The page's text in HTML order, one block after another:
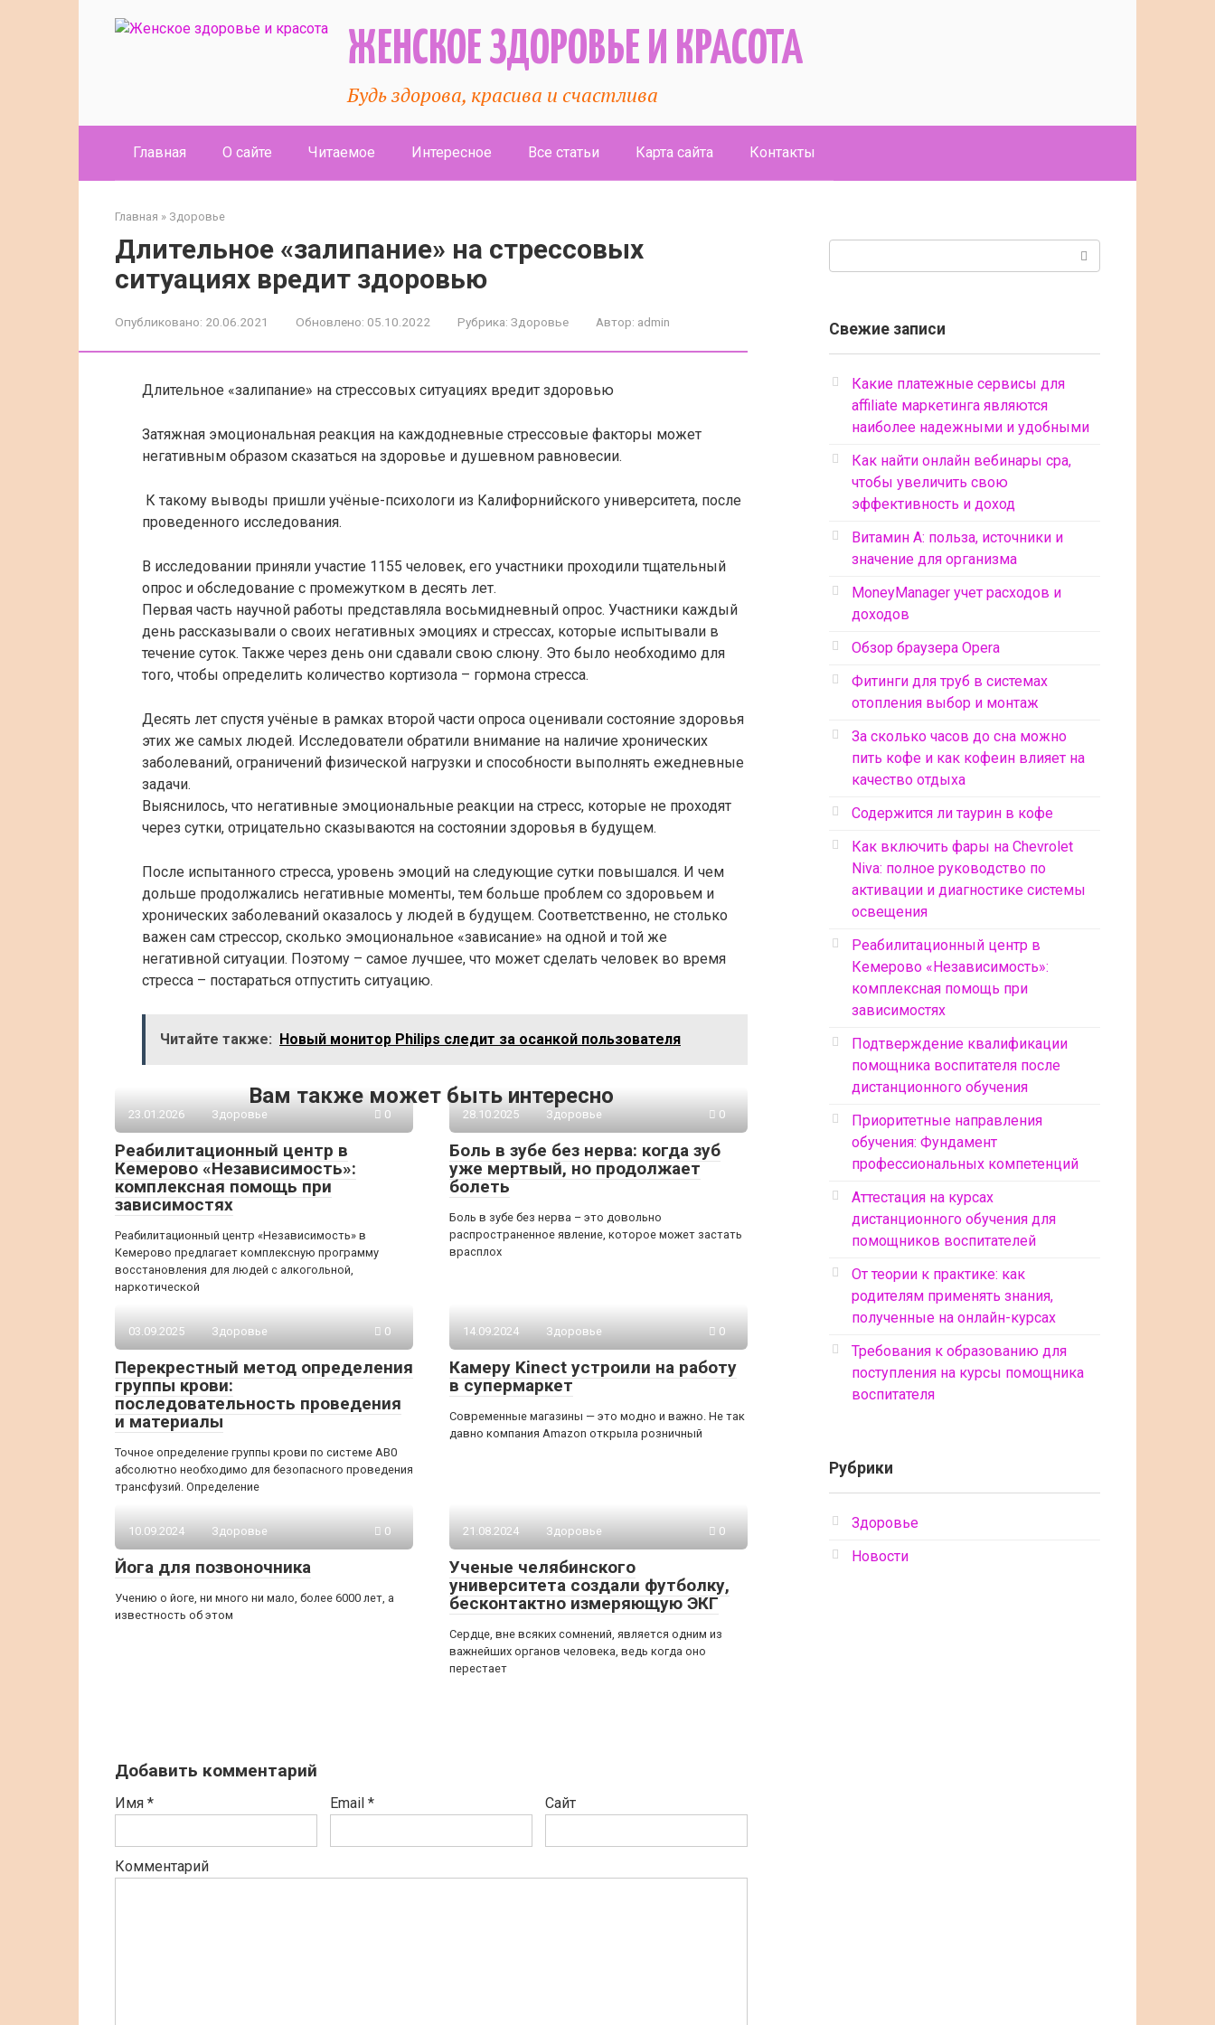
ЖЕНСКОЕ ЗДОРОВЬЕ И КРАСОТА
Будь здорова, красива и счастлива
Главная О сайте Читаемое Интересное Все статьи Карта сайта Контакты
Главная » Здоровье
Длительное «залипание» на стрессовых
ситуациях вредит здоровью
Опубликовано: 20.06.2021 Обновлено: 05.10.2022 Рубрика: Здоровье Автор: admin
Длительное «залипание» на стрессовых ситуациях вредит здоровью
Затяжная эмоциональная реакция на каждодневные стрессовые факторы может
негативным образом сказаться на здоровье и душевном равновесии.
К такому выводы пришли учёные-психологи из Калифорнийского университета, после
проведенного исследования.
В исследовании приняли участие 1155 человек, его участники проходили тщательный
опрос и обследование с промежутком в десять лет.
Первая часть научной работы представляла восьмидневный опрос. Участники каждый
день рассказывали о своих негативных эмоциях и стрессах, которые испытывали в
течение суток. Также через день они сдавали свою слюну. Это было необходимо для
того, чтобы определить количество кортизола – гормона стресса.
Десять лет спустя учёные в рамках второй части опроса оценивали состояние здоровья
этих же самых людей. Исследователи обратили внимание на наличие хронических
заболеваний, ограничений физической нагрузки и способности выполнять ежедневные
задачи.
Выяснилось, что негативные эмоциональные реакции на стресс, которые не проходят
через сутки, отрицательно сказываются на состоянии здоровья в будущем.
После испытанного стресса, уровень эмоций на следующие сутки повышался. И чем
дольше продолжались негативные моменты, тем больше проблем со здоровьем и
хронических заболеваний оказалось у людей в будущем. Соответственно, не столько
важен сам стрессор, сколько эмоциональное «зависание» на одной и той же
негативной ситуации. Поэтому – самое лучшее, что может сделать человек во время
стресса – постараться отпустить ситуацию.
Читайте также: Новый монитор Philips следит за осанкой пользователя
Вам также может быть интересно
23.01.2026 Здоровье 0
Реабилитационный центр в
Кемерово «Независимость»:
комплексная помощь при
зависимостях
Реабилитационный центр «Независимость» в
Кемерово предлагает комплексную программу
восстановления для людей с алкогольной,
наркотической
28.10.2025 Здоровье 0
Боль в зубе без нерва: когда зуб
уже мертвый, но продолжает
болеть
Боль в зубе без нерва – это довольно
распространенное явление, которое может застать
врасплох
03.09.2025 Здоровье 0
Перекрестный метод определения
группы крови:
последовательность проведения
и материалы
Точное определение группы крови по системе AB0
абсолютно необходимо для безопасного проведения
трансфузий. Определение
14.09.2024 Здоровье 0
Камеру Kinect устроили на работу
в супермаркет
Современные магазины — это модно и важно. Не так
давно компания Amazon открыла розничный
10.09.2024 Здоровье 0
Йога для позвоночника
Учению о йоге, ни много ни мало, более 6000 лет, а
известность об этом
21.08.2024 Здоровье 0
Ученые челябинского
университета создали футболку,
бесконтактно измеряющую ЭКГ
Сердце, вне всяких сомнений, является одним из
важнейших органов человека, ведь когда оно
перестает
Добавить комментарий
Имя * Email * Сайт
Комментарий
Свежие записи
Какие платежные сервисы для
affiliate маркетинга являются
наиболее надежными и удобными
Как найти онлайн вебинары cpa,
чтобы увеличить свою
эффективность и доход
Витамин А: польза, источники и
значение для организма
MoneyManager учет расходов и
доходов
Обзор браузера Opera
Фитинги для труб в системах
отопления выбор и монтаж
За сколько часов до сна можно
пить кофе и как кофеин влияет на
качество отдыха
Содержится ли таурин в кофе
Как включить фары на Chevrolet
Niva: полное руководство по
активации и диагностике системы
освещения
Реабилитационный центр в
Кемерово «Независимость»:
комплексная помощь при
зависимостях
Подтверждение квалификации
помощника воспитателя после
дистанционного обучения
Приоритетные направления
обучения: Фундамент
профессиональных компетенций
Аттестация на курсах
дистанционного обучения для
помощников воспитателей
От теории к практике: как
родителям применять знания,
полученные на онлайн-курсах
Требования к образованию для
поступления на курсы помощника
воспитателя
Рубрики
Здоровье
Новости